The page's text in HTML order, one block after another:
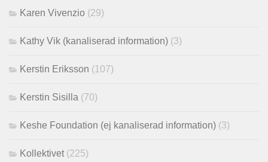
Karen Vivenzio (29)
Kathy Vik (kanaliserad information) (3)
Kerstin Eriksson (107)
Kerstin Sisilla (70)
Keshe Foundation (ej kanaliserad information) (3)
Kollektivet (225)